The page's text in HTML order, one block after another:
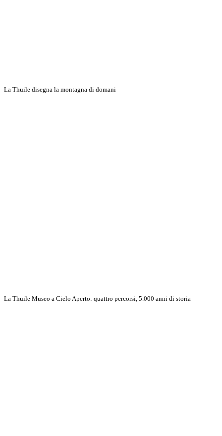
La Thuile disegna la montagna di domani
La Thuile Museo a Cielo Aperto: quattro percorsi, 5.000 anni di storia